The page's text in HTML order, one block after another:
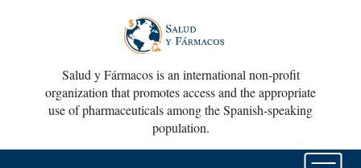
Salud y Fármacos is an international non-profit
organization that promotes access and the appropriate
use of pharmaceuticals among the Spanish-speaking
population.